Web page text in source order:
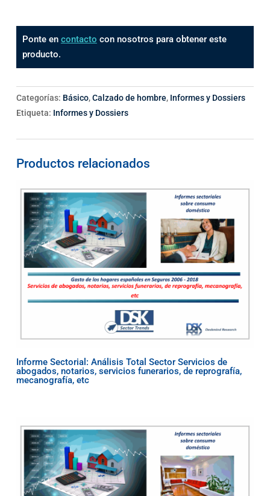
Ponte en contacto con nosotros para obtener este
producto.
Categorías: Básico,Calzado de hombre, Informes y Dossiers
Etiqueta: Informes y Dossiers
Productos relacionados
Informe Sectorial: Análisis Total Sector Servicios de
abogados, notarios, servicios funerarios, de reprografía,
mecanografía, etc